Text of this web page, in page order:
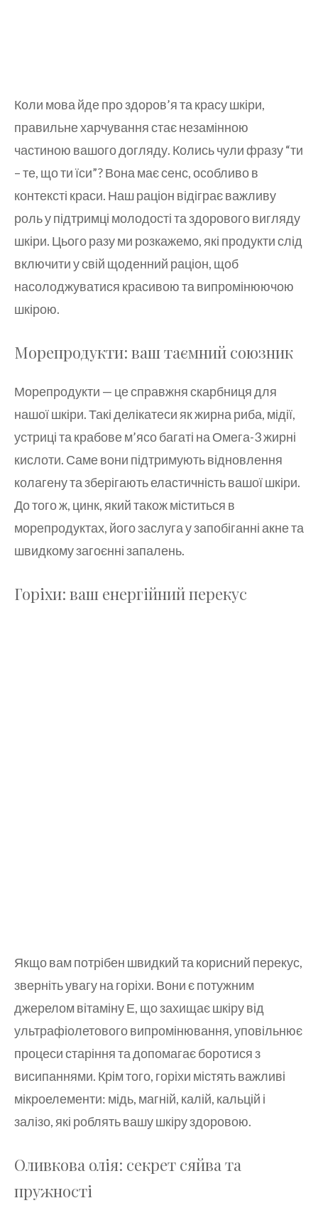
Коли мова йде про здоров’я та красу шкіри,
правильне харчування стає незамінною
частиною вашого догляду. Колись чули фразу “ти
– те, що ти їси”? Вона має сенс, особливо в
контексті краси. Наш раціон відіграє важливу
роль у підтримці молодості та здорового вигляду
шкіри. Цього разу ми розкажемо, які продукти слід
включити у свій щоденний раціон, щоб
насолоджуватися красивою та випромінюючою
шкірою.
Морепродукти: ваш таємний союзник
Морепродукти — це справжня скарбниця для
нашої шкіри. Такі делікатеси як жирна риба, мідії,
устриці та крабове м’ясо багаті на Омега-3 жирні
кислоти. Саме вони підтримують відновлення
колагену та зберігають еластичність вашої шкіри.
До того ж, цинк, який також міститься в
морепродуктах, його заслуга у запобіганні акне та
швидкому загоєнні запалень.
Горіхи: ваш енергійний перекус
Якщо вам потрібен швидкий та корисний перекус,
зверніть увагу на горіхи. Вони є потужним
джерелом вітаміну Е, що захищає шкіру від
ультрафіолетового випромінювання, уповільнює
процеси старіння та допомагає боротися з
висипаннями. Крім того, горіхи містять важливі
мікроелементи: мідь, магній, калій, кальцій і
залізо, які роблять вашу шкіру здоровою.
Оливкова олія: секрет сяйва та
пружності